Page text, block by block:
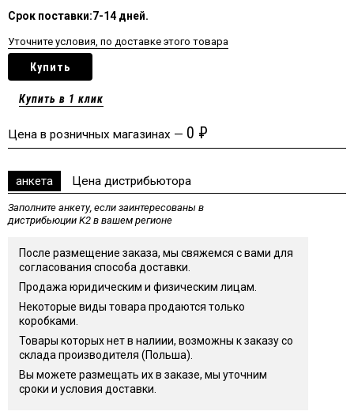
Срок поставки:7-14 дней.
Уточните условия, по доставке этого товара
Купить
Купить в 1 клик
Цена в розничных магазинах — 0 ₽
анкета Цена дистрибьютора
Заполните анкету, если заинтересованы в
дистрибьюции K2 в вашем регионе
После размещение заказа, мы свяжемся с вами для
согласования способа доставки.
Продажа юридическим и физическим лицам.
Некоторые виды товара продаются только
коробками.
Товары которых нет в налиии, возможны к заказу со
склада производителя (Польша).
Вы можете размещать их в заказе, мы уточним
сроки и условия доставки.